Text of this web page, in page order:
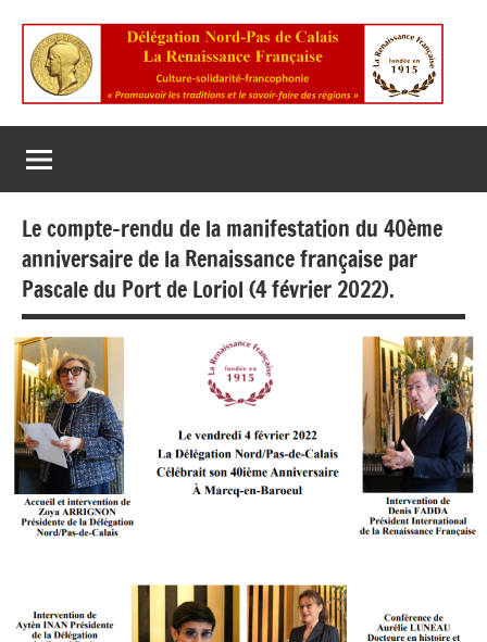
contenu
La
Renaissance
Française
Francophonie
Le compte-rendu de la manifestation du 40ème
anniversaire de la Renaissance française par
Pascale du Port de Loriol (4 février 2022).